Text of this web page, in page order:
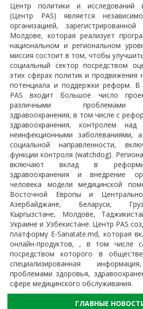
Центр политики и исследований
(Центр PAS) является
организацией,
Молдове, которая реализует
национальном и региональном
миссия состоит в том, чтобы
социальный сектор посредством
этих сферах политик и продвижения
потенциала и поддержки реформ.
PAS входит большое число
различными проблемами
здравоохранения, в том числе с
здравоохранения, контролем
неинфекционными заболеваниями,
социальной направленности,
функции контроля (watchdog).
включают вклад в
здравоохранения и внедрение
человека модели медицинской
Восточной Европы и
Азербайджане, Беларуси,
Кыргызстане, Молдове,
Украине и Узбекистане. Центр PAS
платформу E-Sanatate.md, которая
онлайн-продуктов, , в том числе
посредством которого в обществе
специализированная
проблемами здоровья,
сфере медицинского обслуживания.
ГЛАВНЫЕ